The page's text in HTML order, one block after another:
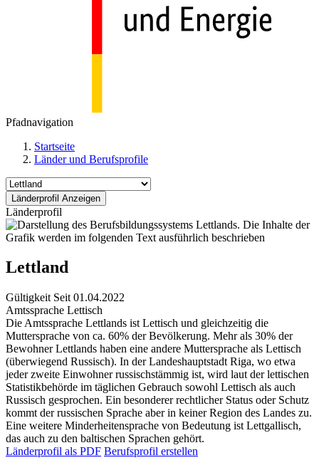
Pfadnavigation
Startseite
Länder und Berufsprofile
Länderprofil
Lettland
Gültigkeit Seit 01.04.2022
Amtssprache Lettisch
Die Amtssprache Lettlands ist Lettisch und gleichzeitig die
Muttersprache von ca. 60% der Bevölkerung. Mehr als 30% der
Bewohner Lettlands haben eine andere Muttersprache als Lettisch
(überwiegend Russisch). In der Landeshauptstadt Riga, wo etwa
jeder zweite Einwohner russischstämmig ist, wird laut der lettischen
Statistikbehörde im täglichen Gebrauch sowohl Lettisch als auch
Russisch gesprochen. Ein besonderer rechtlicher Status oder Schutz
kommt der russischen Sprache aber in keiner Region des Landes zu.
Eine weitere Minderheitensprache von Bedeutung ist Lettgallisch,
das auch zu den baltischen Sprachen gehört.
Länderprofil als PDF Berufsprofil erstellen